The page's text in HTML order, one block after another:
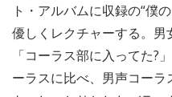
ト・アルバムに収録の“僕
優しくレクチャーする。男
「コーラス部に入ってた?
ーラスに比べ、男声コー